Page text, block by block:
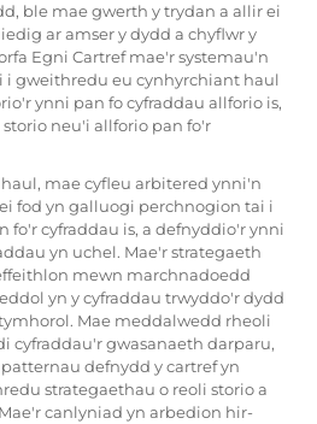
ble mae gwerth y trydan a allir ei
ar amser y dydd a chyflwr y
Egni Cartrefmae'r systemau'n
gweithredu eu cynhyrchiant haul
ynni pan fo cyfraddau allforio is,
neu'i allforio pan fo'r
mae cyfleu arbitered ynni'n
fod yn galluogi perchnogion tai i
fo'r cyfraddau is, a defnyddio'r ynni
yn uchel. Mae'r strategaeth
mewn marchnadoedd
yn y cyfraddau trwyddo'r dydd
Mae meddalwedd rheoli
cyfraddau'r gwasanaeth darparu,
defnydd y cartref yn
strategaethau o reoli storio a
canlyniad yn arbedion hir-